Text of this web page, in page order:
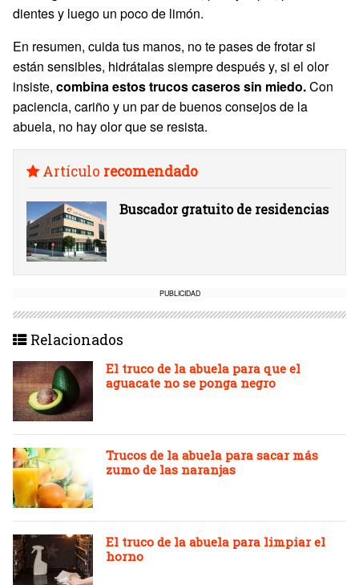
dientes y luego un poco de limón.
En resumen, cuida tus manos, no te pases de frotar si
están sensibles, hidrátalas siempre después y, si el olor
insiste, combina estos trucos caseros sin miedo.Con
paciencia, cariño y un par de buenos consejos de la
abuela, no hay olor que se resista.
Artículo recomendado
Buscador gratuito de residencias
PUBLICIDAD
Relacionados
El truco de la abuela para que el
aguacate no se ponga negro
Trucos de la abuela para sacar más
zumo de las naranjas
El truco de la abuela para limpiar el
horno